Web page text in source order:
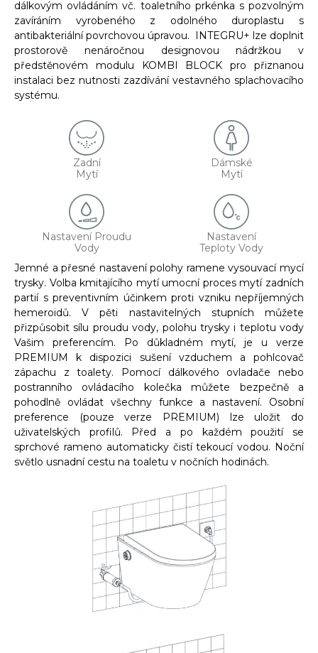
dálkovým ovládáním vč. toaletního prkénka s pozvolným
zavíráním vyrobeného z odolného duroplastu s
antibakteriální povrchovou úpravou. INTEGRU+ lze doplnit
prostorově nenáročnou designovou nádržkou v
předstěnovém modulu KOMBI BLOCK pro přiznanou
instalaci bez nutnosti zazdívání vestavného splachovacího
systému.
Zadní
Mytí
Dámské
Mytí
Nastavení Proudu
Vody
Nastavení
Teploty Vody
Jemné a přesné nastavení polohy ramene vysouvací mycí
trysky. Volba kmitajícího mytí umocní proces mytí zadních
partií s preventivním účinkem proti vzniku nepříjemných
hemeroidů. V pěti nastavitelných stupních můžete
přizpůsobit sílu proudu vody, polohu trysky i teplotu vody
Vašim preferencím. Po důkladném mytí, je u verze
PREMIUM k dispozici sušení vzduchem a pohlcovač
zápachu z toalety. Pomocí dálkového ovladače nebo
postranního ovládacího kolečka můžete bezpečně a
pohodlně ovládat všechny funkce a nastavení. Osobní
preference (pouze verze PREMIUM) lze uložit do
uživatelských profilů. Před a po každém použití se
sprchové rameno automaticky čistí tekoucí vodou. Noční
světlo usnadní cestu na toaletu v nočních hodinách.